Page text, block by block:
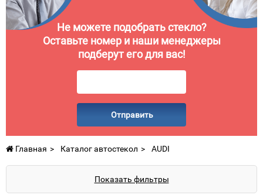
Не можете подобрать стекло?
Оставьте номер и наши менеджеры
подберут его для вас!
Отправить
Главная Каталог автостекол AUDI
Показать фильтры